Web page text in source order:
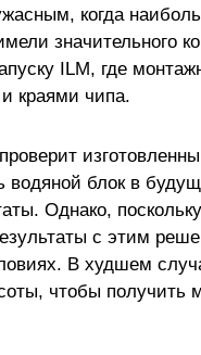
когда
значительного
ILM, где
краями чипа.
водяной блок в
Однако,
с этим
В худшем
чтобы получить